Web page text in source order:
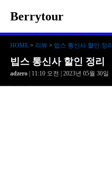
Berrytour
HOME > 리뷰 > 빕스 통신사 할인 정리
빕스 통신사 할인 정리
adzero | 11:10 오전 | 2023년 05월 30일